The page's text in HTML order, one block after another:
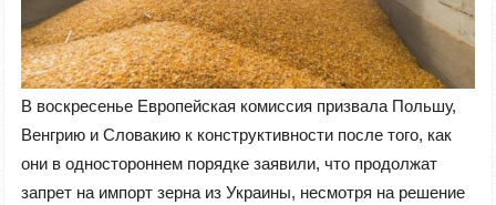
В воскресенье Европейская комиссия призвала Польшу,
Венгрию и Словакию к конструктивности после того, как
они в одностороннем порядке заявили, что продолжат
запрет на импорт зерна из Украины, несмотря на решение